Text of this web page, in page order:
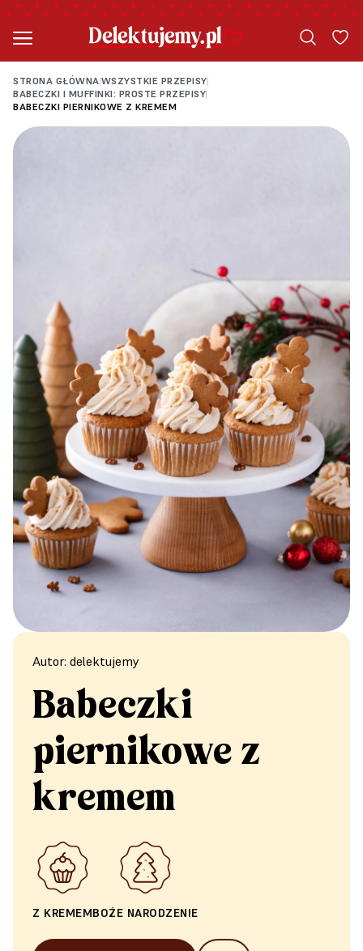
STRONA GŁÓWNA|WSZYSTKIE PRZEPISY|
BABECZKI I MUFFINKI: PROSTE PRZEPISY|
BABECZKI PIERNIKOWE Z KREMEM
Autor: delektujemy
Babeczki
piernikowe z
kremem
Z KREMEMBOŻE NARODZENIE